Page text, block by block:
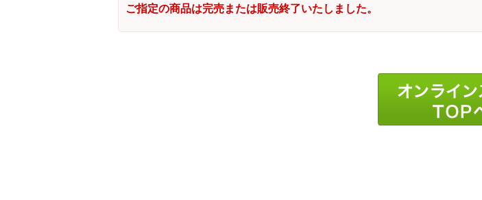
ご指定の商品は完売または販売終了いたしました。